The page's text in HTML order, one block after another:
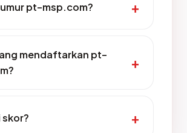
pt-msp.com?
mendaftarkan pt-